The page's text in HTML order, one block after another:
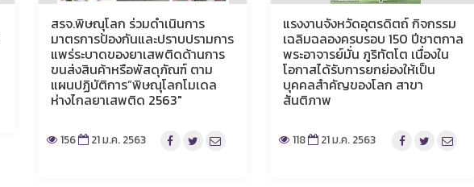
สรจ.พิษณุโลก ร่วมดำเนินการ
มาตรการป้องกันและปราบปรามการ
แพร่ระบาดของยาเสพติดด้านการ
ขนส่งสินค้าหรือพัสดุภัณฑ์ ตาม
แผนปฏิบัติการ”พิษณุโลกโมเดล
ห่างไกลยาเสพติด 2563″
156 21 ม.ค. 2563
แรงงานจังหวัดอุตรดิตถ์ กิจกรรม
เฉลิมฉลองครบรอบ 150 ปีชาตกาล
พระอาจารย์มั่น ภูริทัตโต เนื่องใน
โอกาสได้รับการยกย่องให้เป็น
บุคคลสำคัญของโลก สาขา
สันติภาพ
118 21 ม.ค. 2563